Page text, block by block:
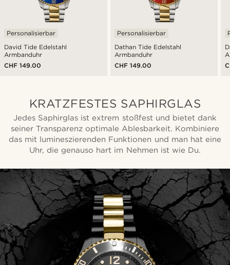
David Tide Edelstahl
Armbanduhr
Personalisierbar
CHF 149.00
Dathan Tide Edelstahl
Armbanduhr
Personalisierbar
CHF 149.00
KRATZFESTES SAPHIRGLAS
Jedes Saphirglas ist extrem stoßfest und bietet dank
seiner Transparenz optimale Ablesbarkeit. Kombiniere
das mit lumineszierenden Funktionen und man hat eine
Uhr, die genauso hart im Nehmen ist wie Du.